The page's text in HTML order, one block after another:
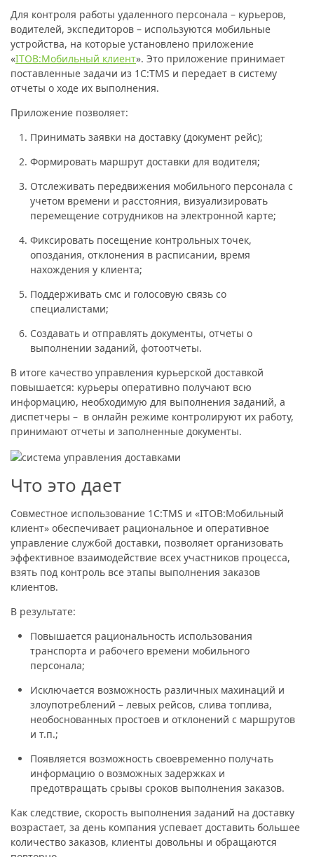
Для контроля работы удаленного персонала – курьеров,
водителей, экспедиторов – используются мобильные
устройства, на которые установлено приложение
«ITOB:Мобильный клиент». Это приложение принимает
поставленные задачи из 1С:TMS и передает в систему
отчеты о ходе их выполнения.
Приложение позволяет:
Принимать заявки на доставку (документ рейс);
Формировать маршрут доставки для водителя;
Отслеживать передвижения мобильного персонала с
учетом времени и расстояния, визуализировать
перемещение сотрудников на электронной карте;
Фиксировать посещение контрольных точек,
опоздания, отклонения в расписании, время
нахождения у клиента;
Поддерживать смс и голосовую связь со
специалистами;
Создавать и отправлять документы, отчеты о
выполнении заданий, фотоотчеты.
В итоге качество управления курьерской доставкой
повышается: курьеры оперативно получают всю
информацию, необходимую для выполнения заданий, а
диспетчеры – в онлайн режиме контролируют их работу,
принимают отчеты и заполненные документы.
Что это дает
Совместное использование 1С:TMS и «ITOB:Мобильный
клиент» обеспечивает рациональное и оперативное
управление службой доставки, позволяет организовать
эффективное взаимодействие всех участников процесса,
взять под контроль все этапы выполнения заказов
клиентов.
В результате:
Повышается рациональность использования
транспорта и рабочего времени мобильного
персонала;
Исключается возможность различных махинаций и
злоупотреблений – левых рейсов, слива топлива,
необоснованных простоев и отклонений с маршрутов
и т.п.;
Появляется возможность своевременно получать
информацию о возможных задержках и
предотвращать срывы сроков выполнения заказов.
Как следствие, скорость выполнения заданий на доставку
возрастает, за день компания успевает доставить большее
количество заказов, клиенты довольны и обращаются